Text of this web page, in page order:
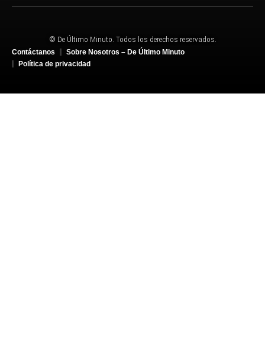
© De Último Minuto. Todos los derechos reservados.
Contáctanos
Sobre Nosotros – De Último Minuto
Política de privacidad